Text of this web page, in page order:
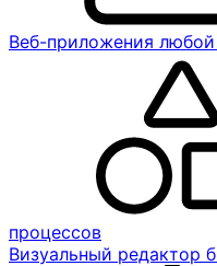
Веб-приложения
процессов
Визуальный редактор